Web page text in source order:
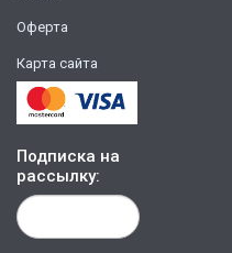
Оферта
Карта сайта
Подписка на
рассылку: